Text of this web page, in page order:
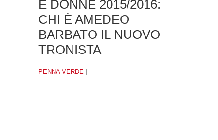
E DONNE 2015/2016:
CHI È AMEDEO
BARBATO IL NUOVO
TRONISTA
PENNA VERDE